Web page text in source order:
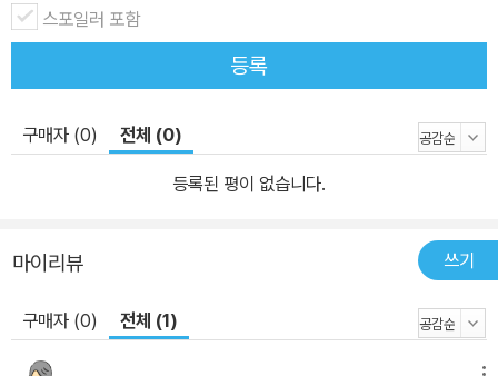
하나님 백성의 삶의 결과다. 이는 오늘날 한국 교회에 적실한 메시지
이며, 이 책이 지금 우리에게 필요한 이유다.
스포일러 포함
등록
구매자 (0) 전체 (0)
등록된 평이 없습니다.
마이리뷰 쓰기
구매자 (0) 전체 (1)